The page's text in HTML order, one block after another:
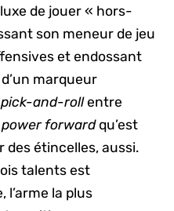
de jouer « hors-
son meneur de jeu
et endossant
marqueur
pick-and-rollentre
power forwardqu’est
des étincelles, aussi.
talents est
l’arme la plus